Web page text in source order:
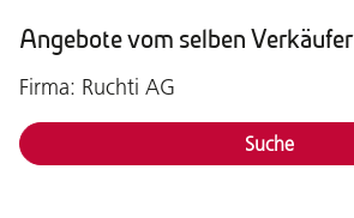
Angebote vom selben Verkäufer
Firma: Ruchti AG
Suche